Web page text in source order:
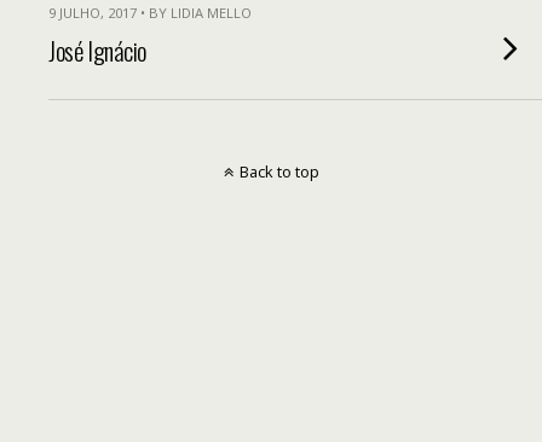
9 JULHO, 2017 • BY LIDIA MELLO
José Ignácio
Back to top